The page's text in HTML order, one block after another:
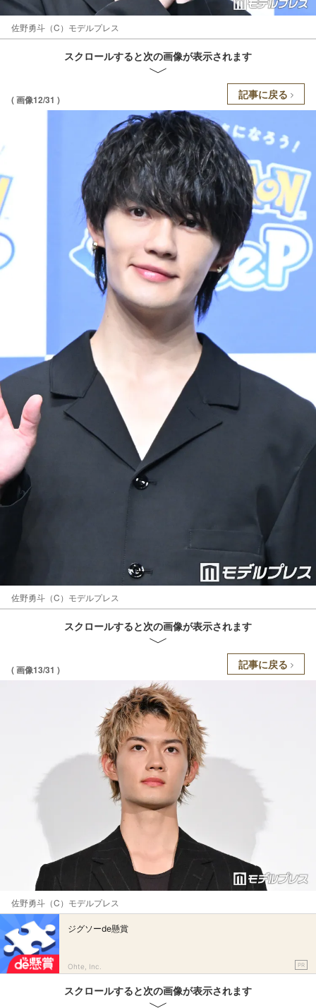
佐野勇斗（C）モデルプレス
スクロールすると次の画像が表示されます
( 画像12/31 ) 記事に戻る
佐野勇斗（C）モデルプレス
スクロールすると次の画像が表示されます
( 画像13/31 ) 記事に戻る
佐野勇斗（C）モデルプレス
ジグソーde懸賞
Ohte, Inc. PR
スクロールすると次の画像が表示されます